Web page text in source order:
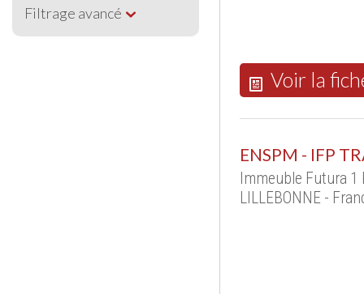
Filtrage avancé
Voir la
ENSPM - IFP
Immeuble Futura
LILLEBONNE -